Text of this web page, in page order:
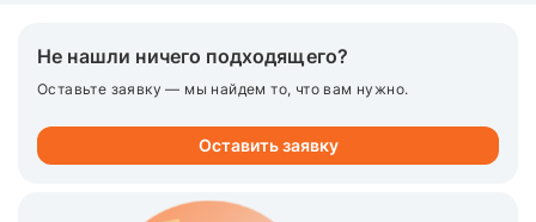
Не нашли ничего подходящего?
Оставьте заявку — мы найдем то, что вам нужно.
Оставить заявку